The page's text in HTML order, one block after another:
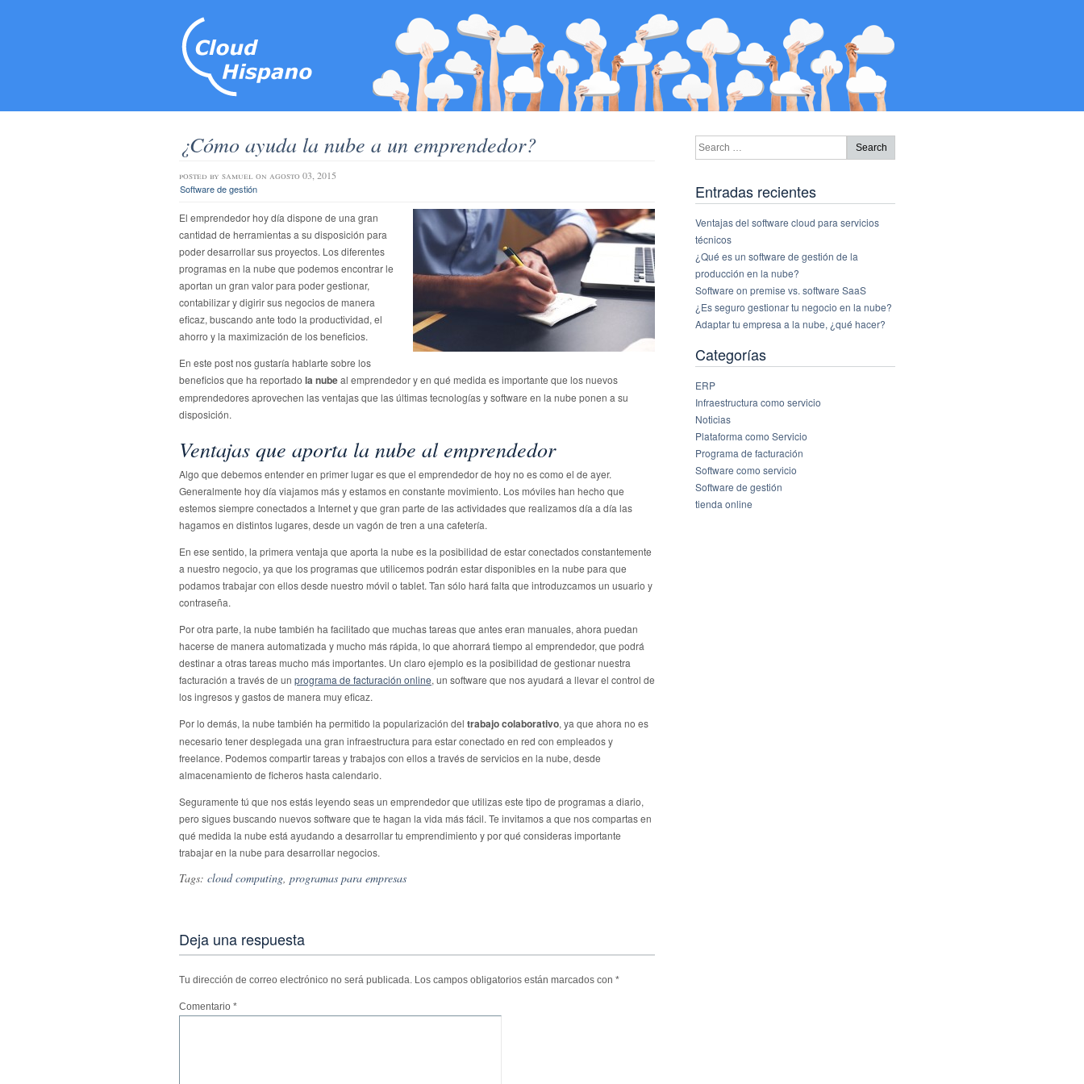
¿Cómo ayuda la nube a un emprendedor?
posted by samuel on agosto 03, 2015
Software de gestión
El emprendedor hoy día dispone de una gran
cantidad de herramientas a su disposición para
poder desarrollar sus proyectos. Los diferentes
programas en la nube que podemos encontrar le
aportan un gran valor para poder gestionar,
contabilizar y digirir sus negocios de manera
eficaz, buscando ante todo la productividad, el
ahorro y la maximización de los beneficios.
En este post nos gustaría hablarte sobre los
beneficios que ha reportado la nubeal emprendedor y en qué medida es importante que los nuevos
emprendedores aprovechen las ventajas que las últimas tecnologías y software en la nube ponen a su
disposición.
Ventajas que aporta la nube al emprendedor
Algo que debemos entender en primer lugar es que el emprendedor de hoy no es como el de ayer.
Generalmente hoy día viajamos más y estamos en constante movimiento. Los móviles han hecho que
estemos siempre conectados a Internet y que gran parte de las actividades que realizamos día a día las
hagamos en distintos lugares, desde un vagón de tren a una cafetería.
En ese sentido, la primera ventaja que aporta la nube es la posibilidad de estar conectados constantemente
a nuestro negocio, ya que los programas que utilicemos podrán estar disponibles en la nube para que
podamos trabajar con ellos desde nuestro móvil o tablet. Tan sólo hará falta que introduzcamos un usuario y
contraseña.
Por otra parte, la nube también ha facilitado que muchas tareas que antes eran manuales, ahora puedan
hacerse de manera automatizada y mucho más rápida, lo que ahorrará tiempo al emprendedor, que podrá
destinar a otras tareas mucho más importantes. Un claro ejemplo es la posibilidad de gestionar nuestra
facturación a través de un programa de facturación online, un software que nos ayudará a llevar el control de
los ingresos y gastos de manera muy eficaz.
Por lo demás, la nube también ha permitido la popularización del trabajo colaborativo, ya que ahora no es
necesario tener desplegada una gran infraestructura para estar conectado en red con empleados y
freelance. Podemos compartir tareas y trabajos con ellos a través de servicios en la nube, desde
almacenamiento de ficheros hasta calendario.
Seguramente tú que nos estás leyendo seas un emprendedor que utilizas este tipo de programas a diario,
pero sigues buscando nuevos software que te hagan la vida más fácil. Te invitamos a que nos compartas en
qué medida la nube está ayudando a desarrollar tu emprendimiento y por qué consideras importante
trabajar en la nube para desarrollar negocios.
Tags: cloud computing, programas para empresas
Deja una respuesta
Tu dirección de correo electrónico no será publicada. Los campos obligatorios están marcados con *
Comentario *
Entradas recientes
Ventajas del software cloud para servicios
técnicos
¿Qué es un software de gestión de la
producción en la nube?
Software on premise vs. software SaaS
¿Es seguro gestionar tu negocio en la nube?
Adaptar tu empresa a la nube, ¿qué hacer?
Categorías
ERP
Infraestructura como servicio
Noticias
Plataforma como Servicio
Programa de facturación
Software como servicio
Software de gestión
tienda online